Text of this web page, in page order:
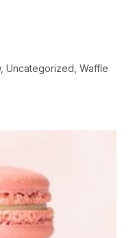
Uncategorized Waffle